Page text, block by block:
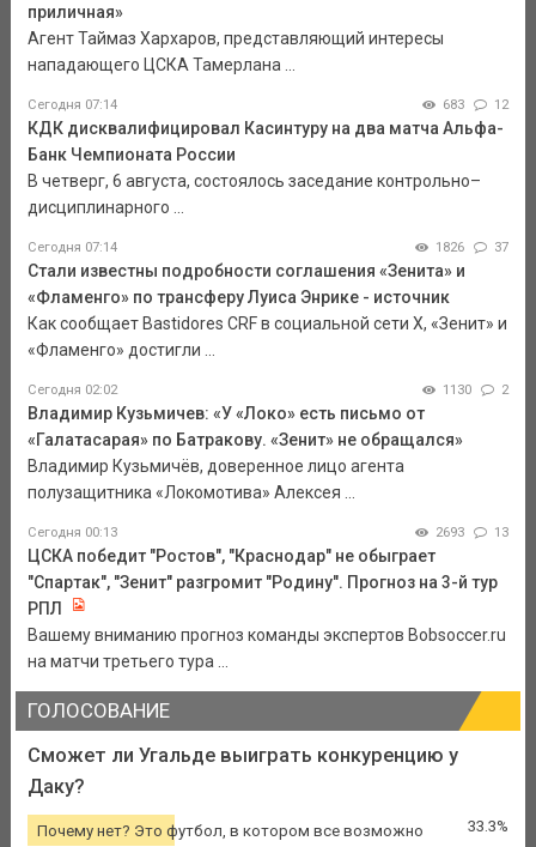
приличная»
Агент Таймаз Хархаров, представляющий интересы
нападающего ЦСКА Тамерлана ...
Сегодня 07:14 683 12
КДК дисквалифицировал Касинтуру на два матча Альфа-
Банк Чемпионата России
В четверг, 6 августа, состоялось заседание контрольно–
дисциплинарного ...
Сегодня 07:14 1826 37
Стали известны подробности соглашения «Зенита» и
«Фламенго» по трансферу Луиса Энрике - источник
Как сообщает Bastidores CRF в социальной сети Х, «Зенит» и
«Фламенго» достигли ...
Сегодня 02:02 1130 2
Владимир Кузьмичев: «У «Локо» есть письмо от
«Галатасарая» по Батракову. «Зенит» не обращался»
Владимир Кузьмичёв, доверенное лицо агента
полузащитника «Локомотива» Алексея ...
Сегодня 00:13 2693 13
ЦСКА победит "Ростов", "Краснодар" не обыграет
"Спартак", "Зенит" разгромит "Родину". Прогноз на 3-й тур
РПЛ
Вашему вниманию прогноз команды экспертов Bobsoccer.ru
на матчи третьего тура ...
ГОЛОСОВАНИЕ
Сможет ли Угальде выиграть конкуренцию у
Даку?
Почему нет? Это футбол, в котором все возможно 33.3%